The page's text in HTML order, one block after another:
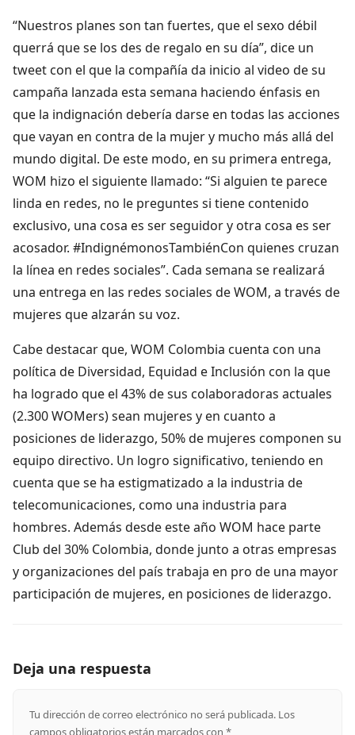
“Nuestros planes son tan fuertes, que el sexo débil
querrá que se los des de regalo en su día”, dice un
tweet con el que la compañía da inicio al video de su
campaña lanzada esta semana haciendo énfasis en
que la indignación debería darse en todas las acciones
que vayan en contra de la mujer y mucho más allá del
mundo digital. De este modo, en su primera entrega,
WOM hizo el siguiente llamado: “Si alguien te parece
linda en redes, no le preguntes si tiene contenido
exclusivo, una cosa es ser seguidor y otra cosa es ser
acosador. #IndignémonosTambiénCon quienes cruzan
la línea en redes sociales”. Cada semana se realizará
una entrega en las redes sociales de WOM, a través de
mujeres que alzarán su voz.
Cabe destacar que, WOM Colombia cuenta con una
política de Diversidad, Equidad e Inclusión con la que
ha logrado que el 43% de sus colaboradoras actuales
(2.300 WOMers) sean mujeres y en cuanto a
posiciones de liderazgo, 50% de mujeres componen su
equipo directivo. Un logro significativo, teniendo en
cuenta que se ha estigmatizado a la industria de
telecomunicaciones, como una industria para
hombres. Además desde este año WOM hace parte
Club del 30% Colombia, donde junto a otras empresas
y organizaciones del país trabaja en pro de una mayor
participación de mujeres, en posiciones de liderazgo.
Deja una respuesta
Tu dirección de correo electrónico no será publicada. Los
campos obligatorios están marcados con *